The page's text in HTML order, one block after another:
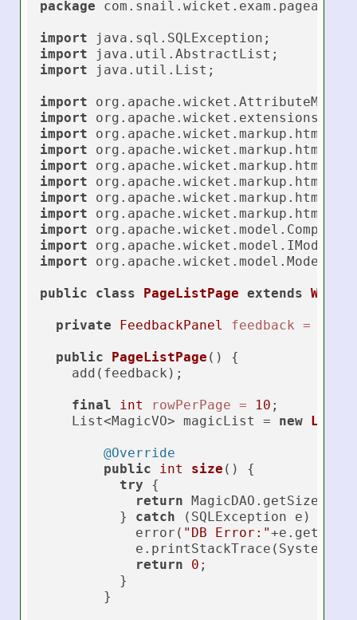
package com.snail.wicket.exam.pageable;
import
import
import java.util.List;
import
import
import
import
import
import
import
import
import
import
import org.apache.wicket.model.Model;
public class PageListPage extends
private FeedbackPanel feedback =
public PageListPage ()
{
    add(feedback);
final int rowPerPage = 10 ;
    List<MagicVO> magicList =
new
@Override
public
int size ()
{
try {
return MagicDAO.getSize();
          }
catch (SQLException e) {
            error(
"DB Error:"
return
0 ;
          }
        }